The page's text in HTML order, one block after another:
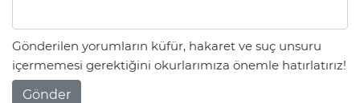
Gönderilen yorumların küfür, hakaret ve suç unsuru
içermemesi gerektiğini okurlarımıza önemle hatırlatırız!
Gönder